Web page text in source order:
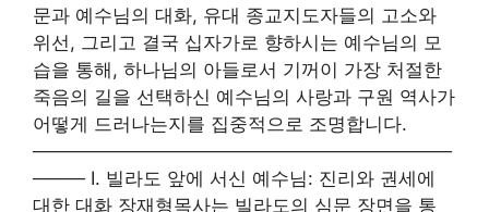
문과 예수님의 대화, 유대 종교지도자들의 고소와
위선, 그리고 결국 십자가로 향하시는 예수님의 모
습을 통해, 하나님의 아들로서 기꺼이 가장 처절한
죽음의 길을 선택하신 예수님의 사랑과 구원 역사가
어떻게 드러나는지를 집중적으로 조명합니다.
────────────────────────────────
──── Ⅰ. 빌라도 앞에 서신 예수님: 진리와 권세에
대한 대화 장재형목사는 빌라도의 심문 장면을 통